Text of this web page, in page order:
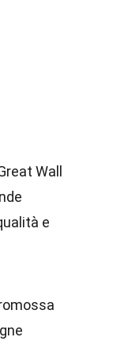
Wall
e